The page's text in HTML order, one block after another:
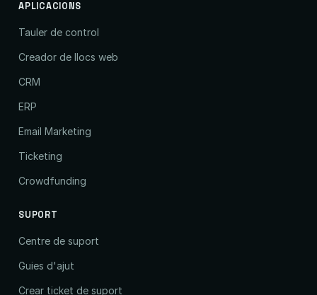
APLICACIONS
Tauler de control
Creador de llocs web
CRM
ERP
Email Marketing
Ticketing
Crowdfunding
SUPORT
Centre de suport
Guies d'ajut
Crear ticket de suport